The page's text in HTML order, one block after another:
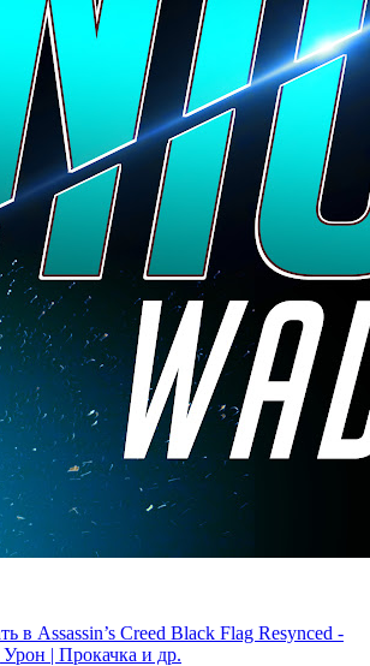
Assassin’s Creed Black Flag Resynced -
| Прокачка и др.